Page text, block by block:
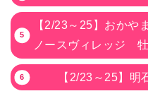
【2/23～25】おかや
ノースヴィレッジ
【2/23～25】